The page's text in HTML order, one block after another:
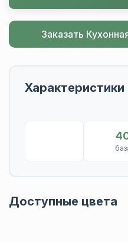
Заказать
Доступные цвета